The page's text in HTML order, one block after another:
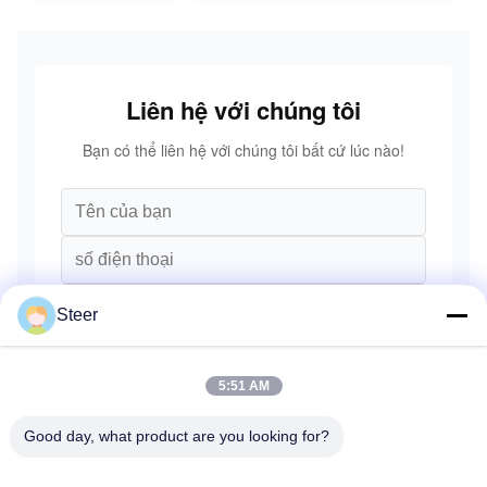
Liên hệ với chúng tôi
Bạn có thể liên hệ với chúng tôi bất cứ lúc nào!
Steer
5:51 AM
Good day, what product are you looking for?